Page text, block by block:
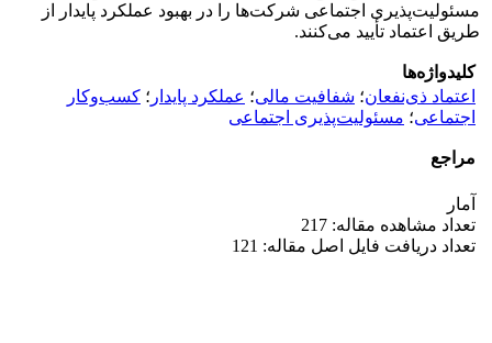
مسئولیت‌پذیری اجتماعی شرکت‌ها را در بهبود عملکرد پایدار از
طریق اعتماد تأیید می‌کنند.
کلیدواژه‌ها
اعتماد ذی‌نفعان؛ شفافیت مالی؛ عملکرد پایدار ؛ کسب‌وکار
اجتماعی؛ مسئولیت‌پذیری اجتماعی
مراجع
آمار
تعداد مشاهده مقاله: 217
تعداد دریافت فایل اصل مقاله: 121